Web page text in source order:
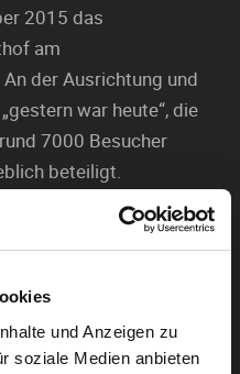
und Anzeigen zu
soziale Medien anbieten
2015 das
am
der Ausrichtung und
war heute“, die
7000 Besucher
beteiligt.
auch einen Eindruck
Leben in unserer
was sich einst
drei ehemalige Metzger